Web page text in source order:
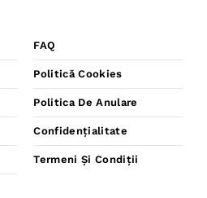
FAQ
Politică Cookies
Politica De Anulare
Confidențialitate
Termeni Și Condiții